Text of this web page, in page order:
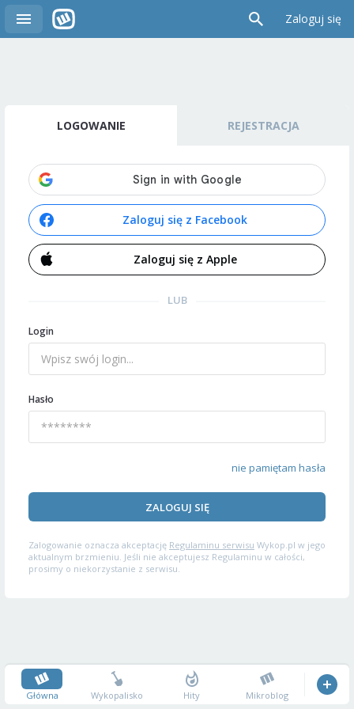
Zaloguj się
LOGOWANIE REJESTRACJA
Zaloguj się z Facebook
Zaloguj się z Apple
LUB
Login
Hasło
nie pamiętam hasła
ZALOGUJ SIĘ
Zalogowanie oznacza akceptację Regulaminu serwisu Wykop.pl w jego
aktualnym brzmieniu. Jeśli nie akceptujesz Regulaminu w całości,
prosimy o niekorzystanie z serwisu.
Główna Wykopalisko Hity Mikroblog